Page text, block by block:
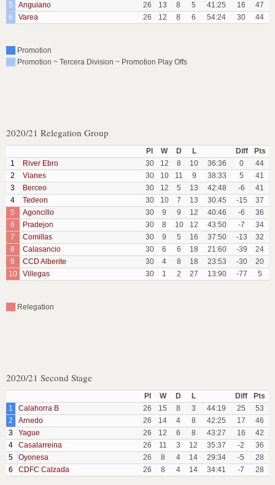
5
Anguiano 26 13 8 5 41:25 16
47
6
Varea 26 12 8 6 54:24 30 44
Promotion
Promotion ~ Tercera Division ~ Promotion Play Offs
2020/21 Relegation Group
Pl W D L Diff
Pts
1
River Ebro 30 12 8 10 36:36 0
44
2
Vianes 30 10 11 9 38:33 5
41
3
Berceo 30 12 5 13 42:48 -6
41
4
Tedeon 30 10 7 13 30:45 -15
37
5
Agoncillo 30 9 9 12 40:46 -6
36
6
Pradejon 30 8 10 12 43:50 -7
34
7
Comillas 30 9 5 16 37:50 -13
32
8
Calasancio 30 6 6 18 21:60 -39
24
9
CCD Alberite 30 4 8 18 23:53 -30
20
10
Villegas 30 1 2 27 13:90 -77 5
Relegation
2020/21 Second Stage
Pl W D L Diff
Pts
1
Calahorra B 26 15 8 3 44:19 25
53
2
Arnedo 26 14 4 8 42:25 17
46
3
Yague 26 12 6 8 43:27 16
42
4
Casalarreina 26 11 3 12 35:37 -2
36
5
Oyonesa 26 8 4 14 29:34 -5
28
6
CDFC Calzada 26 8 4 14 34:41 -7 28